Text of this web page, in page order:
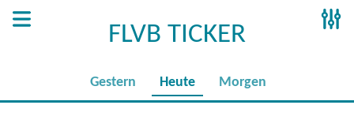
FLVB TICKER
Gestern Heute Morgen